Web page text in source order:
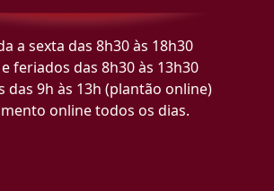
a sexta das 8h30 às 18h30
feriados das 8h30 às 13h30
das 9h às 13h (plantão online)
online todos os dias.